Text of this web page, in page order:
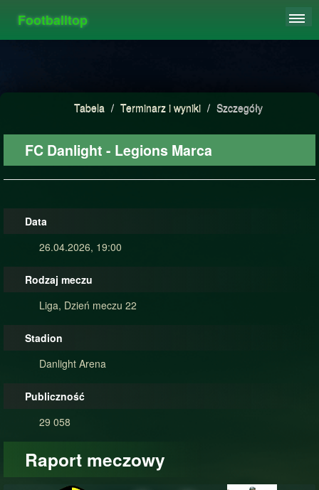
Footballtop
STATYSTYKI
Tabela / Terminarz i wyniki / Szczegóły
FC Danlight - Legions Marca
Data
26.04.2026, 19:00
Rodzaj meczu
Liga, Dzień meczu 22
Stadion
Danlight Arena
Publiczność
29 058
Raport meczowy